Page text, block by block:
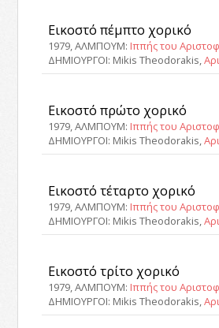
Εικοστό πέμπτο χορικό
1979, ΑΛΜΠΟΥΜ: Ιππής του
ΔΗΜΙΟΥΡΓΟΙ: Mikis Theodorakis,
Εικοστό πρώτο χορικό
1979, ΑΛΜΠΟΥΜ: Ιππής του
ΔΗΜΙΟΥΡΓΟΙ: Mikis Theodorakis,
Εικοστό τέταρτο χορικό
1979, ΑΛΜΠΟΥΜ: Ιππής του
ΔΗΜΙΟΥΡΓΟΙ: Mikis Theodorakis,
Εικοστό τρίτο χορικό
1979, ΑΛΜΠΟΥΜ: Ιππής του
ΔΗΜΙΟΥΡΓΟΙ: Mikis Theodorakis,